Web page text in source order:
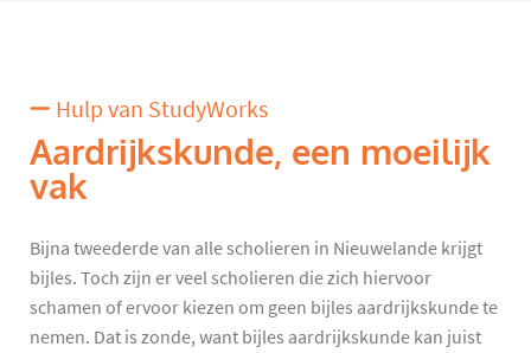
Hulp van StudyWorks
Aardrijkskunde, een moeilijk
vak
Bijna tweederde van alle scholieren in Nieuwelande krijgt
bijles. Toch zijn er veel scholieren die zich hiervoor
schamen of ervoor kiezen om geen bijles aardrijkskunde te
nemen. Dat is zonde, want bijles aardrijkskunde kan juist